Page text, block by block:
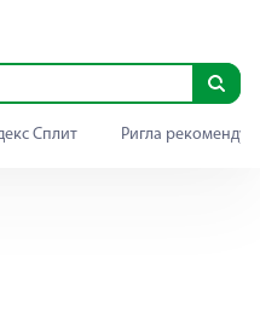
Сплит Ригла